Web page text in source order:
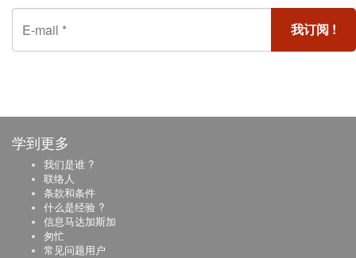
学到更多
我们是谁 ?
联络人
条款和条件
什么是经验 ?
信息马达加斯加
匆忙
常见问题用户